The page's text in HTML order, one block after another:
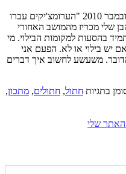
פורסם לראשונה ב"תפוז" בתאריך 23 נובמבר 2010 "הערומצ'יקים עברו
מכריז מהמושב האחורי
בהסעות למקומות הבילוי. מי
יש בילוי או לא. הפעם אני
משעשע לחשוב איך דברים
בתגיותחתול,חתולים,מתכון,